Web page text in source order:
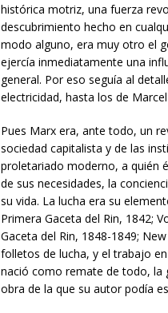
histórica motriz, una fuerza
descubrimiento hecho en
modo alguno, era muy otro el
ejercía inmediatamente una
general. Por eso seguía al
electricidad, hasta los de
Pues Marx era, ante todo, un
sociedad capitalista y de las
proletariado moderno, a quién
de sus necesidades, la
su vida. La lucha era su
Primera Gaceta del Rin, 1842;
Gaceta del Rin, 1848-1849;
folletos de lucha, y el trabajo
nació como remate de todo, la
obra de la que su autor podía